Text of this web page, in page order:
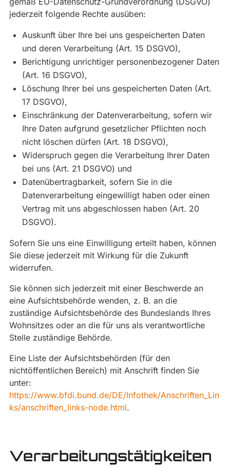
jederzeit folgende Rechte ausüben:
Auskunft über Ihre bei uns gespeicherten Daten
und deren Verarbeitung (Art. 15 DSGVO),
Berichtigung unrichtiger personenbezogener Daten
(Art. 16 DSGVO),
Löschung Ihrer bei uns gespeicherten Daten (Art.
17 DSGVO),
Einschränkung der Datenverarbeitung, sofern wir
Ihre Daten aufgrund gesetzlicher Pflichten noch
nicht löschen dürfen (Art. 18 DSGVO),
Widerspruch gegen die Verarbeitung Ihrer Daten
bei uns (Art. 21 DSGVO) und
Datenübertragbarkeit, sofern Sie in die
Datenverarbeitung eingewilligt haben oder einen
Vertrag mit uns abgeschlossen haben (Art. 20
DSGVO).
Sofern Sie uns eine Einwilligung erteilt haben, können
Sie diese jederzeit mit Wirkung für die Zukunft
widerrufen.
Sie können sich jederzeit mit einer Beschwerde an
eine Aufsichtsbehörde wenden, z. B. an die
zuständige Aufsichtsbehörde des Bundeslands Ihres
Wohnsitzes oder an die für uns als verantwortliche
Stelle zuständige Behörde.
Eine Liste der Aufsichtsbehörden (für den
nichtöffentlichen Bereich) mit Anschrift finden Sie
unter:
https://www.bfdi.bund.de/DE/Infothek/Anschriften_Lin
ks/anschriften_links-node.html.
Verarbeitungstätigkeiten